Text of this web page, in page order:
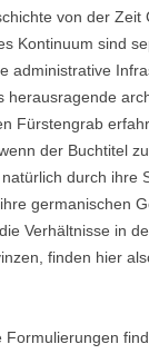
von der Zeit
Kontinuum sind
administrative
herausragende
Fürstengrab
der Buchtitel
durch ihre
germanischen
Verhältnisse in
finden hier